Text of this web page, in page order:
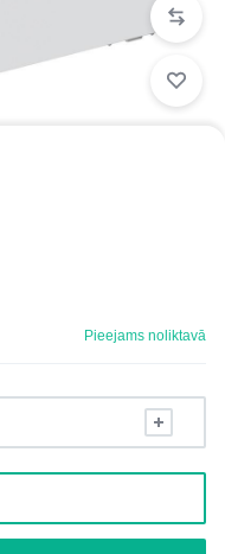
Pieejams noliktavā